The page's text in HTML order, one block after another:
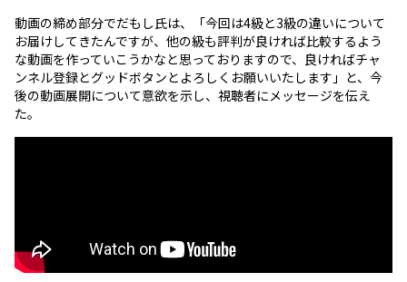
動画の締め部分でだもし氏は、「今回は4級と3級の違いについて
お届けしてきたんですが、他の級も評判が良ければ比較するよう
な動画を作っていこうかなと思っておりますので、良ければチャ
ンネル登録とグッドボタンとよろしくお願いいたします」と、今
後の動画展開について意欲を示し、視聴者にメッセージを伝え
た。